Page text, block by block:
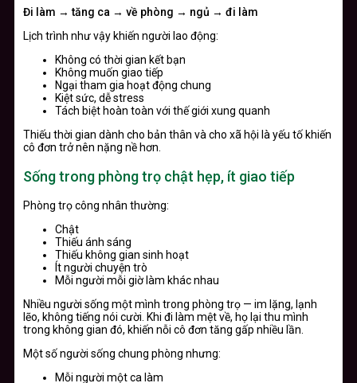
Đi làm → tăng ca → về phòng → ngủ → đi làm
Lịch trình như vậy khiến người lao động:
Không có thời gian kết bạn
Không muốn giao tiếp
Ngại tham gia hoạt động chung
Kiệt sức, dễ stress
Tách biệt hoàn toàn với thế giới xung quanh
Thiếu thời gian dành cho bản thân và cho xã hội là yếu tố khiến
cô đơn trở nên nặng nề hơn.
Sống trong phòng trọ chật hẹp, ít giao tiếp
Phòng trọ công nhân thường:
Chật
Thiếu ánh sáng
Thiếu không gian sinh hoạt
Ít người chuyện trò
Mỗi người mỗi giờ làm khác nhau
Nhiều người sống một mình trong phòng trọ — im lặng, lạnh
lẽo, không tiếng nói cười. Khi đi làm mệt về, họ lại thu mình
trong không gian đó, khiến nỗi cô đơn tăng gấp nhiều lần.
Một số người sống chung phòng nhưng:
Mỗi người một ca làm